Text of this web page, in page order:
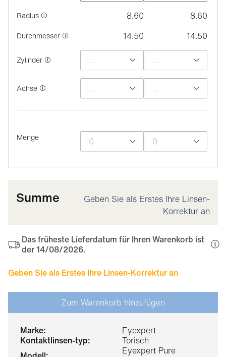
marke:
Eyexpert
kontaktlinsen-typ:
Torisch
Eyexpert Pure
Radius 8.60 8.60
Durchmesser 14.50 14.50
Zylinder
Achse
Menge
Summe
Geben Sie als Erstes Ihre Linsen-
Korrektur an
Das früheste Lieferdatum für Ihren Warenkorb ist
der 14/08/2026.
Geben Sie als Erstes Ihre Linsen-Korrektur an
Zum Warenkorb hinzufügen